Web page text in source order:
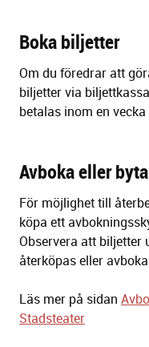
Boka biljetter
Om du föredrar att
biljetter via
betalas inom en vecka
Avboka eller
För möjlighet till
köpa ett
Observera att biljetter
återköpas eller
Läs mer på sidan
Stadsteater